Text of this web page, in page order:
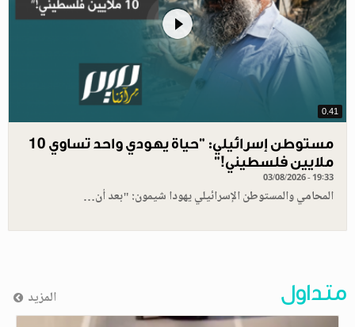
0.41
مستوطن إسرائيلي: "حياة يهودي واحد تساوي 10
ملايين فلسطيني!”
03/08/2026 - 19:33
المحامي والمستوطن الإسرائيلي يهودا شيمون: "بعد أن…
متداول المزيد